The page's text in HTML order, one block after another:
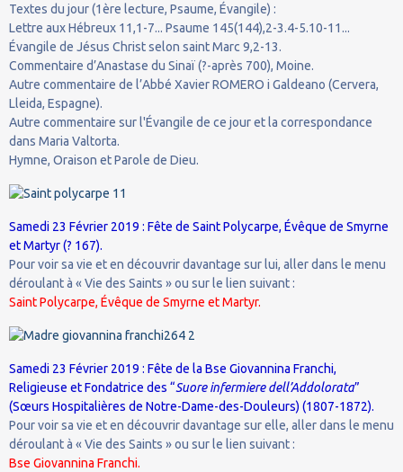
Textes du jour (1ère lecture, Psaume, Évangile) :
Lettre aux Hébreux 11,1-7... Psaume 145(144),2-3.4-5.10-11...
Évangile de Jésus Christ selon saint Marc 9,2-13.
Commentaire d’Anastase du Sinaï (?-après 700), Moine.
Autre commentaire de l’Abbé Xavier ROMERO i Galdeano (Cervera,
Lleida, Espagne).
Autre commentaire sur l'Évangile de ce jour et la correspondance
dans Maria Valtorta.
Hymne, Oraison et Parole de Dieu.
Samedi 23 Février 2019 : Fête de Saint Polycarpe, Évêque de Smyrne
et Martyr (? 167).
Pour voir sa vie et en découvrir davantage sur lui, aller dans le menu
déroulant à « Vie des Saints » ou sur le lien suivant :
Saint Polycarpe, Évêque de Smyrne et Martyr.
Samedi 23 Février 2019 : Fête de la Bse Giovannina Franchi,
Religieuse et Fondatrice des “Suore infermiere dell’Addolorata”
(Sœurs Hospitalières de Notre-Dame-des-Douleurs) (1807-1872).
Pour voir sa vie et en découvrir davantage sur elle, aller dans le menu
déroulant à « Vie des Saints » ou sur le lien suivant :
Bse Giovannina Franchi.